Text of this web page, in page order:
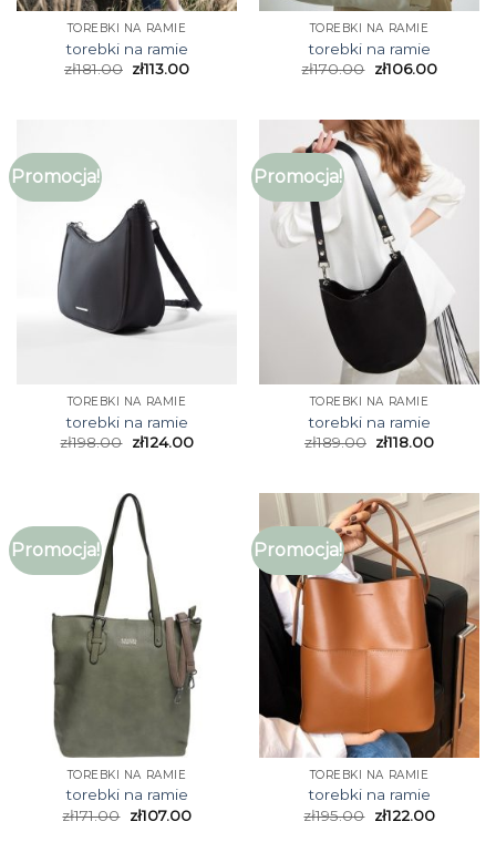
TOREBKI NA RAMIE
torebki na ramie
zł181.00 zł113.00
TOREBKI NA RAMIE
torebki na ramie
zł170.00 zł106.00
Promocja!
TOREBKI NA RAMIE
torebki na ramie
zł198.00 zł124.00
Promocja!
TOREBKI NA RAMIE
torebki na ramie
zł189.00 zł118.00
Promocja!
TOREBKI NA RAMIE
torebki na ramie
zł171.00 zł107.00
Promocja!
TOREBKI NA RAMIE
torebki na ramie
zł195.00 zł122.00